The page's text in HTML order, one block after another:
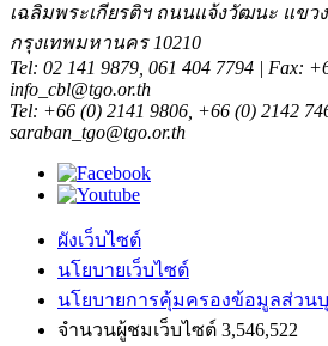
เฉลิมพระเกียรติฯ ถนนแจ้งวัฒนะ แขว
กรุงเทพมหานคร 10210
Tel: 02 141 9879, 061 404 7794 | Fax:
info_cbl@tgo.or.th
Tel: +66 (0) 2141 9806, +66 (0) 2142
saraban_tgo@tgo.or.th
ผังเว็บไซต์
นโยบายเว็บไซต์
นโยบายการคุ้มครองข้อมูลส่วน
จำนวนผู้ชมเว็บไซต์ 3,546,522